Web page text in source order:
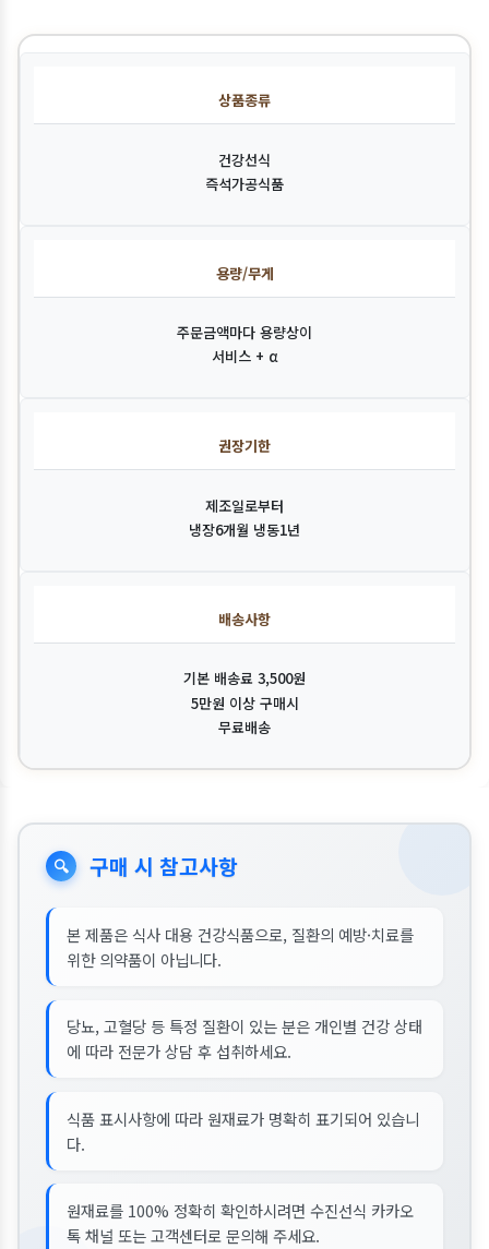
상품종류
건강선식
즉석가공식품
용량/무게
주문금액마다 용량상이
서비스 + α
권장기한
제조일로부터
냉장6개월 냉동1년
배송사항
기본 배송료 3,500원
5만원 이상 구매시
무료배송
🔍 구매 시 참고사항
본 제품은 식사 대용 건강식품으로, 질환의 예방·치료를
위한 의약품이 아닙니다.
당뇨, 고혈당 등 특정 질환이 있는 분은 개인별 건강 상태
에 따라 전문가 상담 후 섭취하세요.
식품 표시사항에 따라 원재료가 명확히 표기되어 있습니
다.
원재료를 100% 정확히 확인하시려면 수진선식 카카오
톡 채널 또는 고객센터로 문의해 주세요.